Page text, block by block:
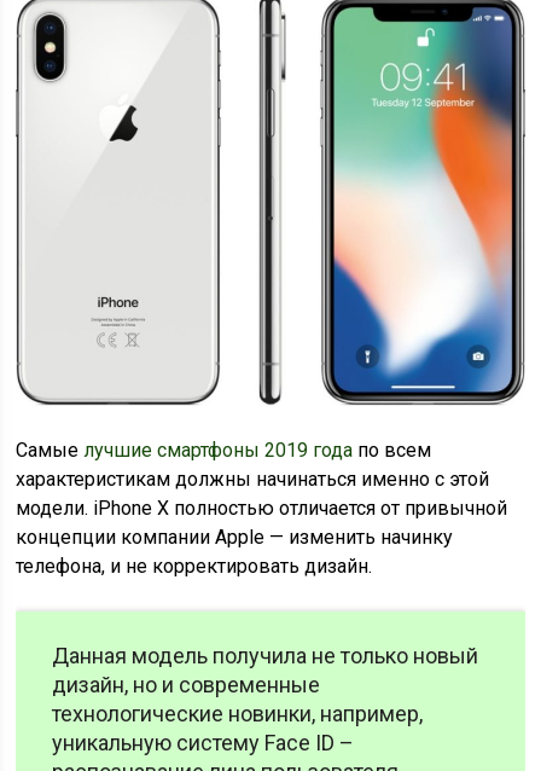
Самыелучшие смартфоны 2019 года по всем
характеристикам должны начинаться именно с этой
модели. iPhone X полностью отличается от привычной
концепции компании Apple — изменить начинку
телефона, и не корректировать дизайн.
Данная модель получила не только новый
дизайн, но и современные
технологические новинки, например,
уникальную систему Face ID –